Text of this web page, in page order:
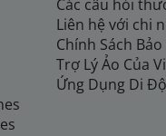
Các câu hỏi
Liên hệ với chi
Chính Sách
Trợ Lý Ảo Của
Ứng Dụng Di